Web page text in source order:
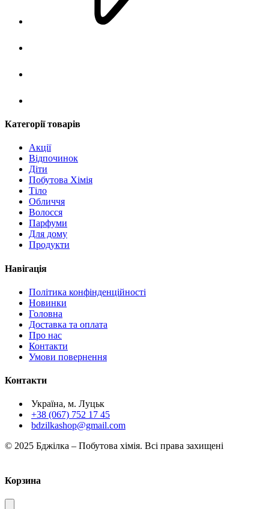
Категорії товарів
Акції
Відпочинок
Діти
Побутова Хімія
Тіло
Обличчя
Волосся
Парфуми
Для дому
Продукти
Навігація
Політика конфінденційності
Новинки
Головна
Доставка та оплата
Про нас
Контакти
Умови повернення
Контакти
Україна, м. Луцьк
+38 (067) 752 17 45
bdzilkashop@gmail.com
© 2025 Бджілка – Побутова хімія. Всі права захищені
Корзина